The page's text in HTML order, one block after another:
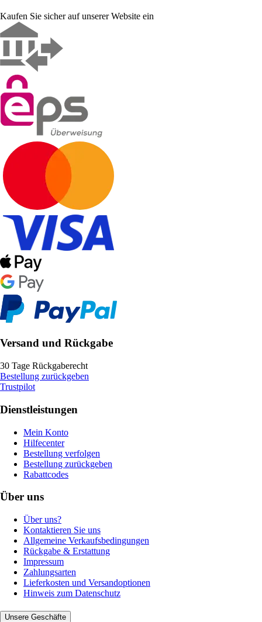
Kaufen Sie sicher auf unserer Website ein
Versand und Rückgabe
30 Tage Rückgaberecht
Bestellung zurückgeben
Trustpilot
Dienstleistungen
Mein Konto
Hilfecenter
Bestellung verfolgen
Bestellung zurückgeben
Rabattcodes
Über uns
Über uns?
Kontaktieren Sie uns
Allgemeine Verkaufsbedingungen
Rückgabe & Erstattung
Impressum
Zahlungsarten
Lieferkosten und Versandoptionen
Hinweis zum Datenschutz
Unsere Geschäfte